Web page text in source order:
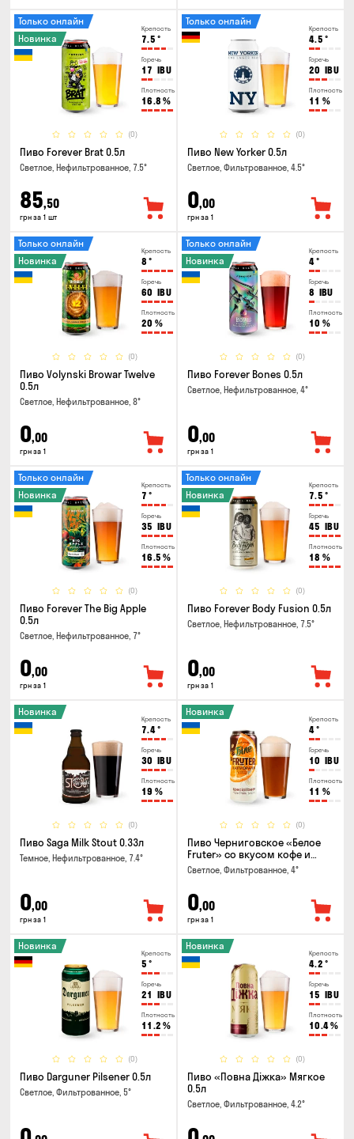
Крепость
7.5 °
Горечь
17 IBU
Плотность
16.8 %
(0)
Только онлайн
Новинка
Пиво Forever Brat 0.5л
Светлое, Нефильтрованное, 7.5°
85,50
грн за 1 шт
Крепость
4.5 °
Горечь
20 IBU
Плотность
11 %
(0)
Только онлайн
Пиво New Yorker 0.5л
Светлое, Фильтрованное, 4.5°
0,00
грн за 1
Крепость
8 °
Горечь
60 IBU
Плотность
20 %
(0)
Только онлайн
Новинка
Пиво Volynski Browar Twelve
0.5л
Светлое, Нефильтрованное, 8°
0,00
грн за 1
Крепость
4°
Горечь
8 IBU
Плотность
10 %
(0)
Только онлайн
Новинка
Пиво Forever Bones 0.5л
Светлое, Нефильтрованное, 4°
0,00
грн за 1
Крепость
7 °
Горечь
35 IBU
Плотность
16.5 %
(0)
Только онлайн
Новинка
Пиво Forever The Big Apple
0.5л
Светлое, Нефильтрованное, 7°
0,00
грн за 1
Крепость
7.5 °
Горечь
45 IBU
Плотность
18 %
(0)
Только онлайн
Новинка
Пиво Forever Body Fusion 0.5л
Светлое, Нефильтрованное, 7.5°
0,00
грн за 1
Крепость
7.4°
Горечь
30 IBU
Плотность
19 %
(0)
Новинка
Пиво Saga Milk Stout 0.33л
Темное, Нефильтрованное, 7.4°
0,00
грн за 1
Крепость
4°
Горечь
10 IBU
Плотность
11 %
(0)
Новинка
Пиво Черниговское «Белое
Fruter» со вкусом кофе и
апельсина 0.5 л
Светлое, Фильтрованное, 4°
0,00
грн за 1
Крепость
5 °
Горечь
21 IBU
Плотность
11.2 %
(0)
Новинка
Пиво Darguner Pilsener 0.5л
Светлое, Фильтрованное, 5°
Крепость
4.2 °
Горечь
15 IBU
Плотность
10.4%
(0)
Новинка
Пиво «Повна Діжка» Мягкое
0.5л
Светлое, Фильтрованное, 4.2°